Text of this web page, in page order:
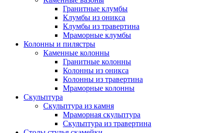
Гранитные клумбы
Клумбы из оникса
Клумбы из травертина
Мраморные клумбы
Колонны и пилястры
Каменные колонны
Гранитные колонны
Колонны из оникса
Колонны из травертина
Мраморные колонны
Скульптура
Скульптура из камня
Мраморная скульптура
Скульптура из травертина